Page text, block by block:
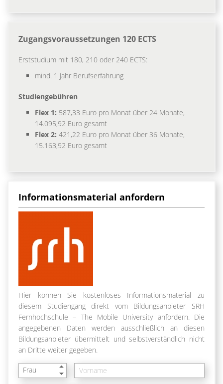
Zugangsvoraussetzungen 120 ECTS
Erststudium mit 180, 210 oder 240 ECTS:
mind. 1 Jahr Berufserfahrung
Studiengebühren
Flex 1: 587,33 Euro pro Monat über 24 Monate,
14.095,92 Euro gesamt
Flex 2: 421,22 Euro pro Monat über 36 Monate,
15.163,92 Euro gesamt
Informationsmaterial anfordern
Hier können Sie kostenloses Informationsmaterial zu
diesem Studiengang direkt vom Bildungsanbieter SRH
Fernhochschule – The Mobile University anfordern. Die
angegebenen Daten werden ausschließlich an diesen
Bildungsanbieter übermittelt und selbstverständlich nicht
an Dritte weiter gegeben.
Frau